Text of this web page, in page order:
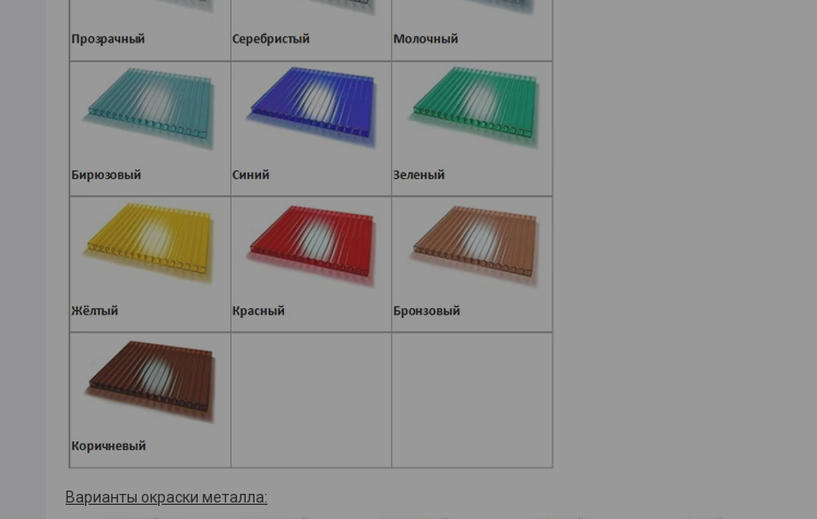
Варианты окраски металла: